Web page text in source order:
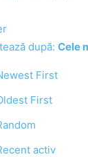
după: Cele
First
First
activ